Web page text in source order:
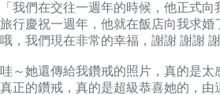
「我們在交往一週年的時候，他正式
旅行慶祝一週年，他就在飯店向我求婚
哦，我們現在非常的幸福，謝謝 謝謝 謝
哇～她還傳給我鑽戒的照片，真的是
真正的鑽戒，真的是超級恭喜她的，由